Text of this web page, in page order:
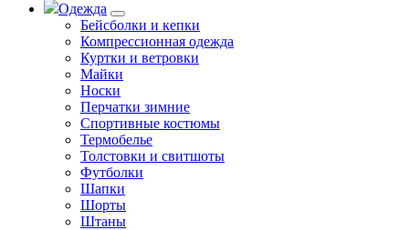
Одежда
Бейсболки и кепки
Компрессионная одежда
Куртки и ветровки
Майки
Носки
Перчатки зимние
Спортивные костюмы
Термобелье
Толстовки и свитшоты
Футболки
Шапки
Шорты
Штаны